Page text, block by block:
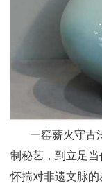
一窑薪火守古法
制秘艺，到立足
怀揣对非遗文脉的